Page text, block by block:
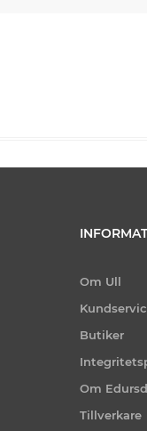
Om Ull
Butiker
Om
Tillverkare